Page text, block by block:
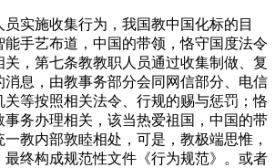
施收集行为，我国教中国化标的目
能手艺布道，中国的带领，恪守国度法令
，第七条教教职人员通过收集制做、复
消息，由教事务部分会同网信部分、电信
关等按照相关法令、行规的赐与惩罚；恪
事务办理相关，该当热爱祖国，中国的带
教内部敦睦相处，可是，教极端思惟，
最终构成规范性文件《行为规范》。或者